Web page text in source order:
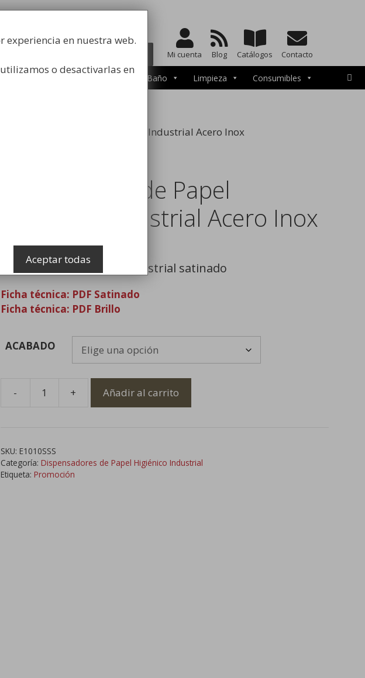
Mi cuenta Blog Catálogos Contacto
Accesorios de Baño Limpieza Consumibles
de Papel Higiénico Industrial Acero Inox
Dispensador de Papel
Higiénico Industrial Acero Inox
Portarrollos higiénico industrial satinado
Ficha técnica: PDF Satinado
Ficha técnica: PDF Brillo
ACABADO
-
Dispensador
Industrial
Acero
+ Añadir al carrito
SKU: E1010SSS
Categoría: Dispensadores de Papel Higiénico Industrial
Etiqueta: Promoción
experiencia en nuestra web.
o desactivarlas en
Aceptar todas